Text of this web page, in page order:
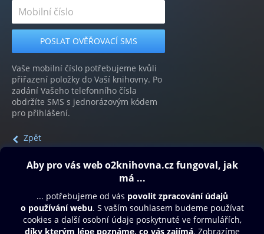
Vaše mobilní číslo potřebujeme kvůli
přiřazení položky do Vaší knihovny. Po
zadání Vašeho telefonního čísla
obdržíte SMS s jednorázovým kódem
pro přihlášení.
Zpět
Obsah ke stažení
Moje O2 Knihovna